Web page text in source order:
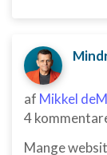
af Mikkel
4
Mange
IAB Special Features:
Bruge præcise
Identificere
anmodede